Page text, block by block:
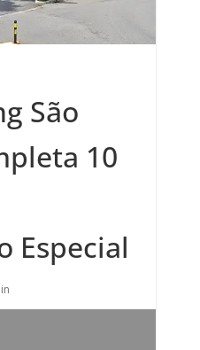
São
10
Especial